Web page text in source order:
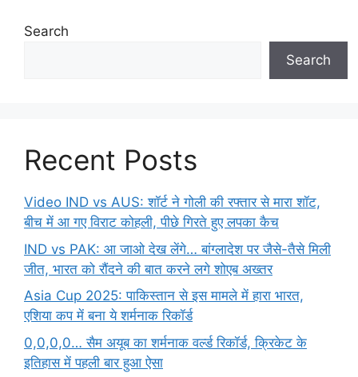
Search
Search
Recent Posts
Video IND vs AUS: शॉर्ट ने गोली की रफ्तार से मारा शॉट,
बीच में आ गए विराट कोहली, पीछे गिरते हुए लपका कैच
IND vs PAK: आ जाओ देख लेंगे… बांग्लादेश पर जैसे-तैसे मिली
जीत, भारत को रौंदने की बात करने लगे शोएब अख्तर
Asia Cup 2025: पाकिस्तान से इस मामले में हारा भारत,
एशिया कप में बना ये शर्मनाक रिकॉर्ड
0,0,0,0… सैम अयूब का शर्मनाक वर्ल्ड रिकॉर्ड, क्रिकेट के
इतिहास में पहली बार हुआ ऐसा